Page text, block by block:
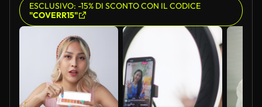
ESCLUSIVO: -15% DI SCONTO CON IL CODICE
"COVERR15"